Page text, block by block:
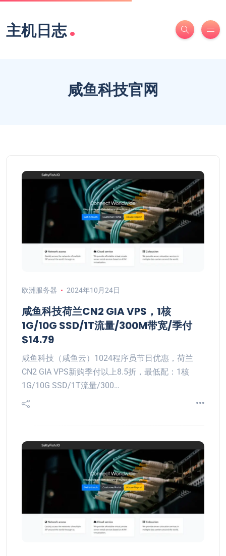
主机日志.
咸鱼科技官网
欧洲服务器 2024年10月24日
咸鱼科技荷兰CN2 GIA VPS，1核
1G/10G SSD/1T流量/300M带宽/季付
$14.79
咸鱼科技（咸鱼云）1024程序员节日优惠，荷兰
CN2 GIA VPS新购季付以上8.5折，最低配：1核
1G/10G SSD/1T流量/300…